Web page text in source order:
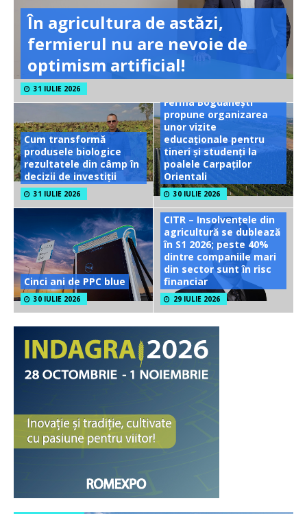
În agricultura de astăzi,
fermierul nu are nevoie de
optimism artificial!
31 IULIE 2026
Cum transformă
produsele biologice
rezultatele din câmp în
decizii de investiții
31 IULIE 2026
Ferma Bogdănești
propune organizarea
unor vizite
educaționale pentru
tineri și studenți la
poalele Carpaților
Orientali
30 IULIE 2026
Cinci ani de PPC blue
30 IULIE 2026
CITR – Insolvențele din
agricultură se dublează
în S1 2026; peste 40%
dintre companiile mari
din sector sunt în risc
financiar
29 IULIE 2026